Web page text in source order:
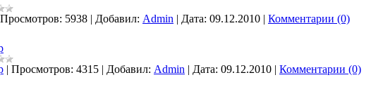
Просмотров: 5938 | Добавил: Admin | Дата: 09.12.2010 | Комментарии (0)
| Просмотров: 4315 | Добавил: Admin | Дата: 09.12.2010 | Комментарии (0)